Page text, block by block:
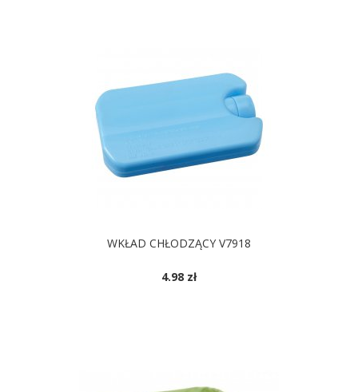
WKŁAD CHŁODZĄCY V7918
4.98 zł